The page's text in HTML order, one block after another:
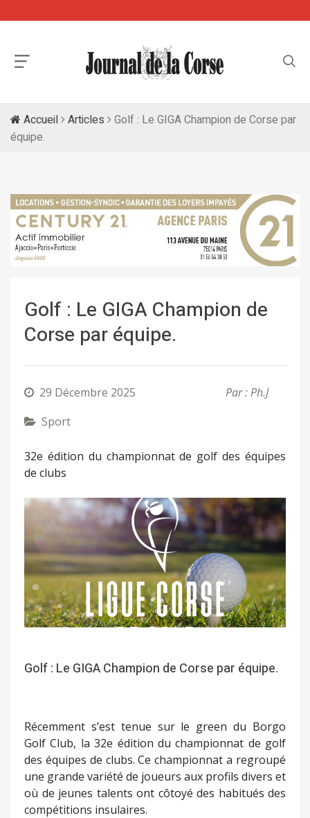
Accueil Articles
Golf : Le GIGA Champion de Corse par
équipe.
Golf : Le GIGA Champion de
Corse par équipe.
29 Décembre 2025
Par : Ph.J
Sport
32e édition du championnat de golf des équipes
de clubs
Golf : Le GIGA Champion de Corse par équipe.
Récemment s’est tenue sur le green du Borgo
Golf Club, la 32e édition du championnat de golf
des équipes de clubs. Ce championnat a regroupé
une grande variété de joueurs aux profils divers et
où de jeunes talents ont côtoyé des habitués des
compétitions insulaires.